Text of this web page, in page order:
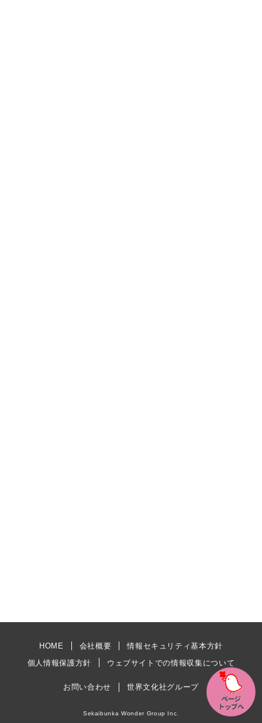
HOME 会社概要
情報セキュリティ基本方針
個人情報保護方針
ウェブサイトでの情報収集について
お問い合わせ 世界文化社グループ
Sekaibunka Wonder Group Inc.